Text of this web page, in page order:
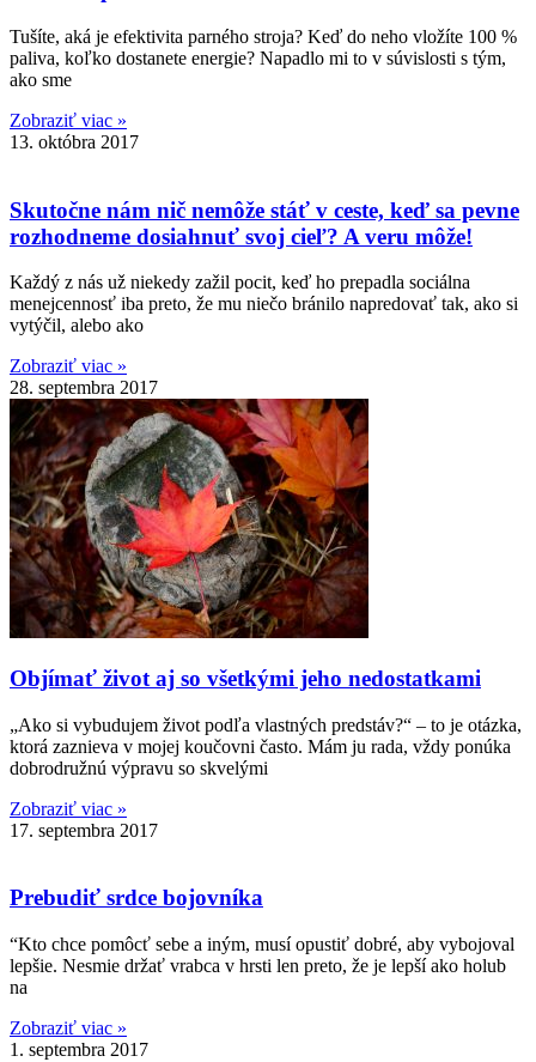
Tušíte, aká je efektivita parného stroja? Keď do neho vložíte 100 %
paliva, koľko dostanete energie? Napadlo mi to v súvislosti s tým,
ako sme
Zobraziť viac »
13. októbra 2017
Skutočne nám nič nemôže stáť v ceste, keď sa pevne
rozhodneme dosiahnuť svoj cieľ? A veru môže!
Každý z nás už niekedy zažil pocit, keď ho prepadla sociálna
menejcennosť iba preto, že mu niečo bránilo napredovať tak, ako si
vytýčil, alebo ako
Zobraziť viac »
28. septembra 2017
Objímať život aj so všetkými jeho nedostatkami
„Ako si vybudujem život podľa vlastných predstáv?“ – to je otázka,
ktorá zaznieva v mojej koučovni často. Mám ju rada, vždy ponúka
dobrodružnú výpravu so skvelými
Zobraziť viac »
17. septembra 2017
Prebudiť srdce bojovníka
“Kto chce pomôcť sebe a iným, musí opustiť dobré, aby vybojoval
lepšie. Nesmie držať vrabca v hrsti len preto, že je lepší ako holub
na
Zobraziť viac »
1. septembra 2017